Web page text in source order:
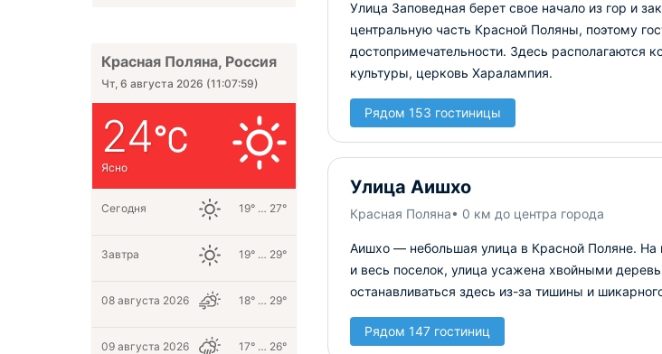
Улица Заповедная берет свое начало из гор и
центральную часть Красной Поляны, поэтому
достопримечательности. Здесь располагаются
культуры, церковь Харалампия.
Рядом 153 гостиницы
Улица Аишхо
Красная Поляна• 0 км до центра города
Аишхо — небольшая улица в Красной Поляне. На
и весь поселок, улица усажена хвойными
останавливаться здесь из-за тишины и
Рядом 147 гостиниц
Красная Поляна, Россия
Чт, 6 августа 2026 (11:08:00)
24
Ясно
Сегодня 19° … 27°
Завтра 19° … 29°
08 августа 2026 18° … 29°
09 августа 2026 17° … 26°